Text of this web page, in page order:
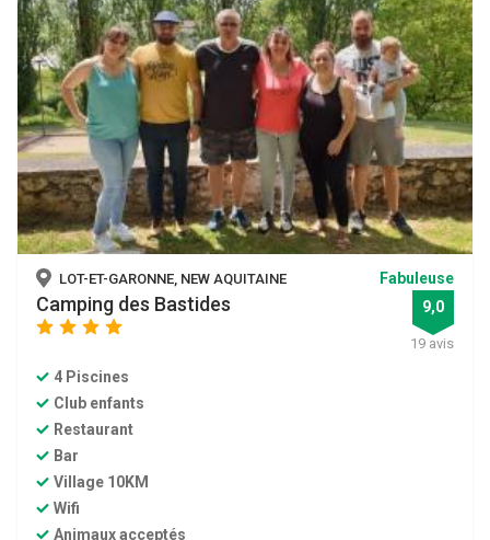
LOT-ET-GARONNE, NEW AQUITAINE
Camping des Bastides
star star star
Fabuleuse
9,0
19 avis
4 Piscines
Club enfants
Restaurant
Bar
Village 10KM
Wifi
Animaux acceptés